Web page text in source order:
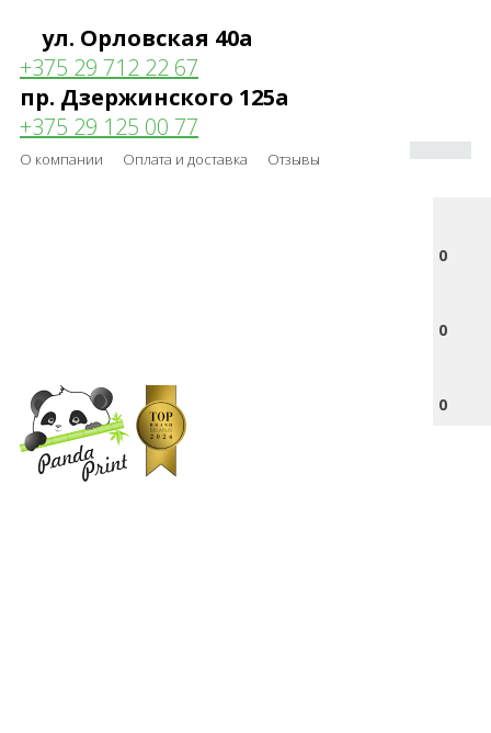
ул. Орловская 40а
+375 29 712 22 67
пр. Дзержинского 125а
+375 29 125 00 77
О компании Оплата и доставка Отзывы
0
0
0